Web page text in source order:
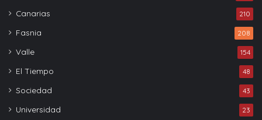
Canarias 210
Fasnia 208
Valle 154
El Tiempo 48
Sociedad 43
Universidad 23